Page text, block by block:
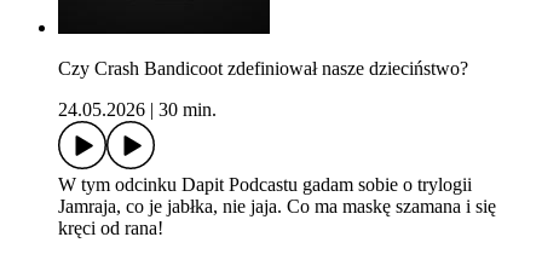
Czy Crash Bandicoot zdefiniował nasze dzieciństwo?
24.05.2026
30 min.
W tym odcinku Dapit Podcastu gadam sobie o trylogii
Jamraja, co je jabłka, nie jaja. Co ma maskę szamana i się
kręci od rana!